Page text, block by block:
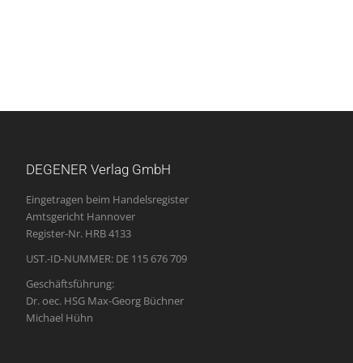
DEGENER Verlag GmbH
Eingetragen beim Handelsregister
Amtsgericht Hannover
Register-Nr. HRB 4133
UST.-ID-NUMMER: DE 115 676 709
Geschäftsführung:
Dr. oec. HSG Max-Georg Büchner
Michael Hühn